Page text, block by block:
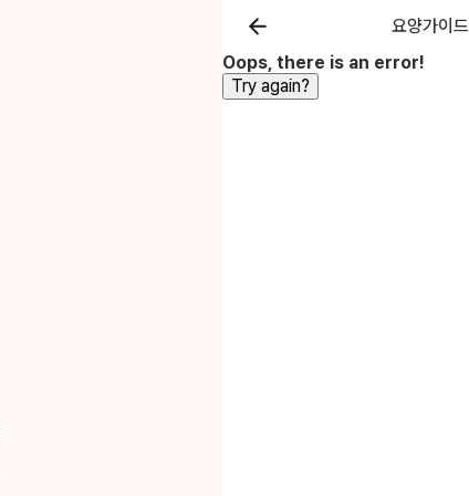
요양가이드
Oops, there is an error!
Try again?